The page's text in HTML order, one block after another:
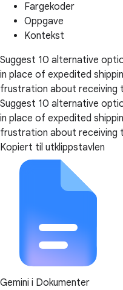
Fargekoder
Oppgave
Kontekst
Suggest 10 alternative
in place of expedited
frustration about receiving
Suggest 10 alternative
in place of expedited
frustration about receiving
Kopiert til utklippstavlen
Gemini i Dokumenter